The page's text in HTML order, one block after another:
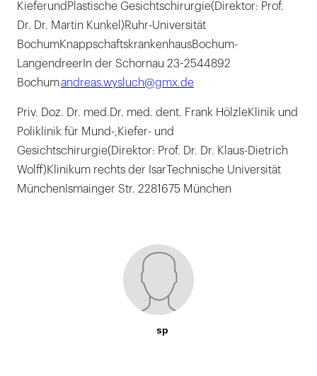
KieferundPlastische Gesichtschirurgie(Direktor: Prof.
Dr. Dr. Martin Kunkel)Ruhr-Universität
BochumKnappschaftskrankenhausBochum-
LangendreerIn der Schornau 23-2544892
Bochumandreas.wysluch@gmx.de
Priv. Doz. Dr. med.Dr. med. dent. Frank HölzleKlinik und
Poliklinik für Mund-,Kiefer- und
Gesichtschirurgie(Direktor: Prof. Dr. Dr. Klaus-Dietrich
Wolff)Klinikum rechts der IsarTechnische Universität
MünchenIsmainger Str. 2281675 München
sp